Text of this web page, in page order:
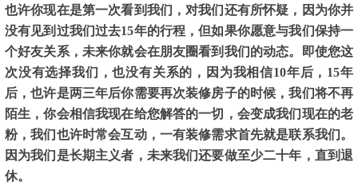
也许你现在是第一次看到我们，对我们还有所怀疑，因为你并
没有见到过我们过去15年的行程，但如果你愿意与我们保持一
个好友关系，未来你就会在朋友圈看到我们的动态。即使您这
次没有选择我们，也没有关系的，因为我相信10年后，15年
后，也许是两三年后你需要再次装修房子的时候，我们将不再
陌生，你会相信我现在给您解答的一切，会变成我们现在的老
粉，我们也许时常会互动，一有装修需求首先就是联系我们。
因为我们是长期主义者，未来我们还要做至少二十年，直到退
休。